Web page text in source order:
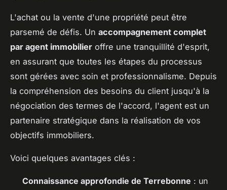
L'achat ou la vente d'une propriété peut être
parsemé de défis. Un accompagnement complet
par agent immobilier offre une tranquillité d'esprit,
en assurant que toutes les étapes du processus
sont gérées avec soin et professionnalisme. Depuis
la compréhension des besoins du client jusqu'à la
négociation des termes de l'accord, l'agent est un
partenaire stratégique dans la réalisation de vos
objectifs immobiliers.
Voici quelques avantages clés :
Connaissance approfondie de Terrebonne : un